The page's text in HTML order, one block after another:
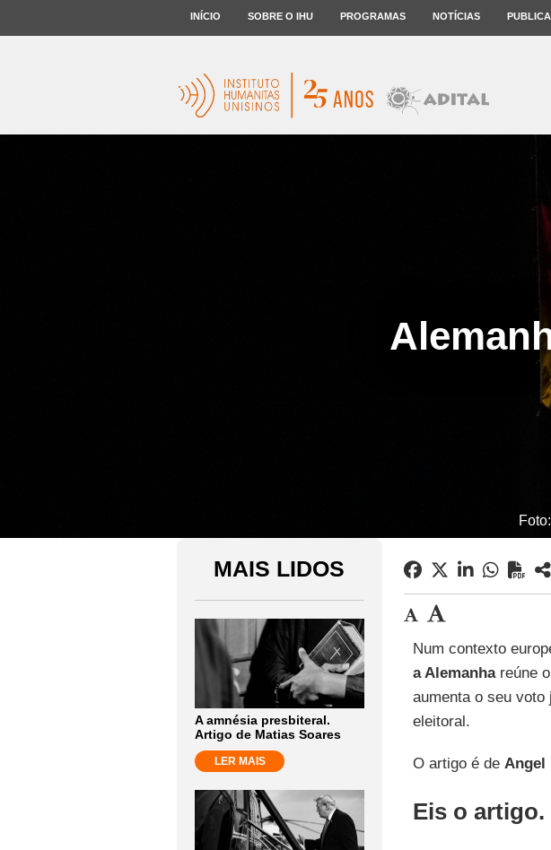
INÍCIO SOBRE O IHU PROGRAMAS NOTÍCIAS
MAIS LIDOS
A amnésia presbiteral.
Artigo de Matias Soares
LER MAIS
Num contexto
a Alemanhareúne o
aumenta o seu voto
eleitoral.
O artigo é de Angel
Eis o artigo.